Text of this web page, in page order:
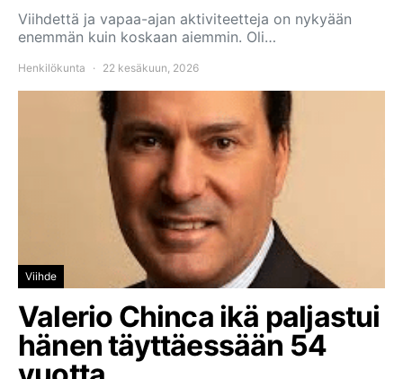
Viihdettä ja vapaa-ajan aktiviteetteja on nykyään
enemmän kuin koskaan aiemmin. Oli…
Henkilökunta 22 kesäkuun, 2026
Viihde
Valerio Chinca ikä paljastui
hänen täyttäessään 54